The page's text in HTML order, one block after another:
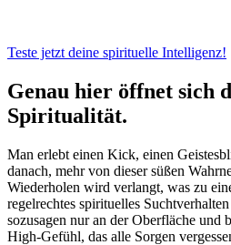
Teste jetzt deine spirituelle Intelligenz!
Genau hier öffnet sich
Spiritualität.
Man erlebt einen Kick, einen
danach, mehr von dieser süßen
Wiederholen wird verlangt, was zu
regelrechtes spirituelles
sozusagen nur an der Oberfläche und
High-Gefühl, das alle Sorgen